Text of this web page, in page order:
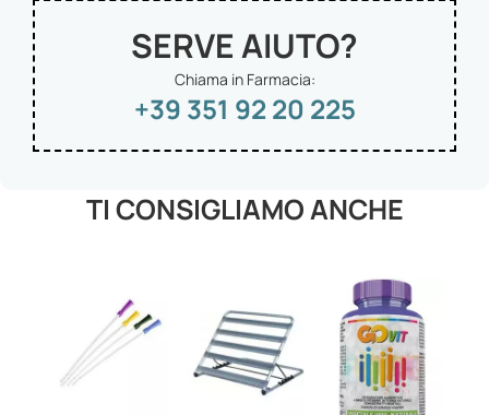
SERVE AIUTO?
Chiama in Farmacia:
+39 351 92 20 225
TI CONSIGLIAMO ANCHE